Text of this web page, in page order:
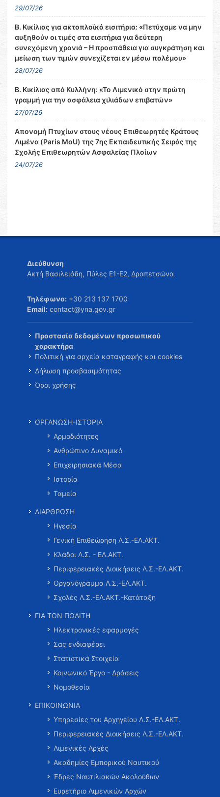
29/07/26
Β. Κικίλιας για ακτοπλοϊκά εισιτήρια: «Πετύχαμε να μην
αυξηθούν οι τιμές στα εισιτήρια για δεύτερη
συνεχόμενη χρονιά – Η προσπάθεια για συγκράτηση και
μείωση των τιμών συνεχίζεται εν μέσω πολέμου»
28/07/26
Β. Κικίλιας από Κυλλήνη: «Το Λιμενικό στην πρώτη
γραμμή για την ασφάλεια χιλιάδων επιβατών»
27/07/26
Απονομή Πτυχίων στους νέους Επιθεωρητές Κράτους
Λιμένα (Paris MoU) της 7ης Εκπαιδευτικής Σειράς της
Σχολής Επιθεωρητών Ασφαλείας Πλοίων
24/07/26
Διεύθυνση
Ακτή Βασιλειάδη, Πύλες Ε1-Ε2, Δραπετσώνα
Τηλέφωνο: +30 213 137 1700
Email: contact@yna.gov.gr
Προστασία δεδομένων προσωπικού
χαρακτήρα
Πολιτική για αρχεία καταγραφής και cookies
Δήλωση προσβασιμότητας
Όροι χρήσης
ΟΡΓΑΝΩΣΗ-ΙΣΤΟΡΙΑ
Αρμοδιότητες
Ανθρώπινο Δυναμικό
Επιχειρησιακά Μέσα
Ιστορία
Ταμεία
ΔΙΑΡΘΡΩΣΗ
Ηγεσία
Γενική Επιθεώρηση Λ.Σ.-ΕΛ.ΑΚΤ.
Κλάδοι Λ.Σ. - ΕΛ.ΑΚΤ.
Περιφερειακές Διοικήσεις Λ.Σ.-ΕΛ.ΑΚΤ.
Οργανόγραμμα Λ.Σ.-ΕΛ.ΑΚΤ.
Σχολές Λ.Σ.-ΕΛ.ΑΚΤ.-Κατάταξη
ΓΙΑ ΤΟΝ ΠΟΛΙΤΗ
Ηλεκτρονικές εφαρμογές
Σας ενδιαφέρει
Στατιστικά Στοιχεία
Κοινωνικό Έργο - Δράσεις
Νομοθεσία
ΕΠΙΚΟΙΝΩΝΙΑ
Υπηρεσίες του Αρχηγείου Λ.Σ.-ΕΛ.ΑΚΤ.
Περιφερειακές Διοικήσεις Λ.Σ.-ΕΛ.ΑΚΤ.
Λιμενικές Αρχές
Ακαδημίες Εμπορικού Ναυτικού
Έδρες Ναυτιλιακών Ακολούθων
Ευρετήριο Λιμενικών Αρχών